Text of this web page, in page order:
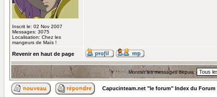
Inscrit le: 02 Nov 2007
Messages: 3075
Localisation: Chez les
mangeurs de Maïs !
Revenir en haut de page
Montrer les messages depuis:
Capucinteam.net "le forum" Index du Forum